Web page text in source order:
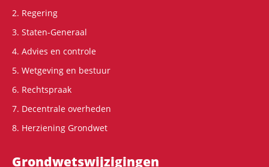
2. Regering
3. Staten-Generaal
4. Advies en controle
5. Wetgeving en bestuur
6. Rechtspraak
7. Decentrale overheden
8. Herziening Grondwet
Grondwets­wijzigingen